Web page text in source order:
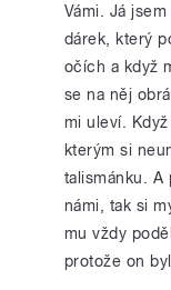
Vámi. Já
dárek, který
očích a když
se na něj
mi uleví.
kterým si
talismánku. A
námi, tak si
mu vždy
protože on